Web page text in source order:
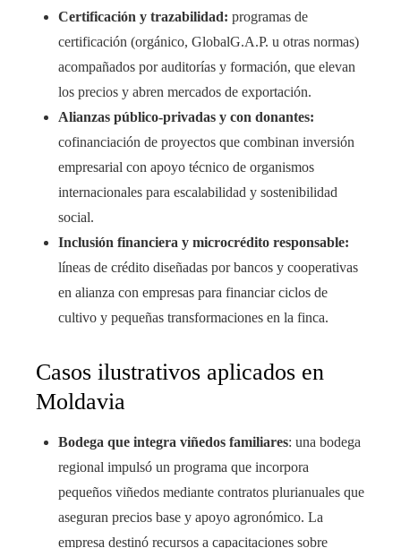
Certificación y trazabilidad: programas de
certificación (orgánico, GlobalG.A.P. u otras normas)
acompañados por auditorías y formación, que elevan
los precios y abren mercados de exportación.
Alianzas público-privadas y con donantes:
cofinanciación de proyectos que combinan inversión
empresarial con apoyo técnico de organismos
internacionales para escalabilidad y sostenibilidad
social.
Inclusión financiera y microcrédito responsable:
líneas de crédito diseñadas por bancos y cooperativas
en alianza con empresas para financiar ciclos de
cultivo y pequeñas transformaciones en la finca.
Casos ilustrativos aplicados en
Moldavia
Bodega que integra viñedos familiares: una bodega
regional impulsó un programa que incorpora
pequeños viñedos mediante contratos plurianuales que
aseguran precios base y apoyo agronómico. La
empresa destinó recursos a capacitaciones sobre